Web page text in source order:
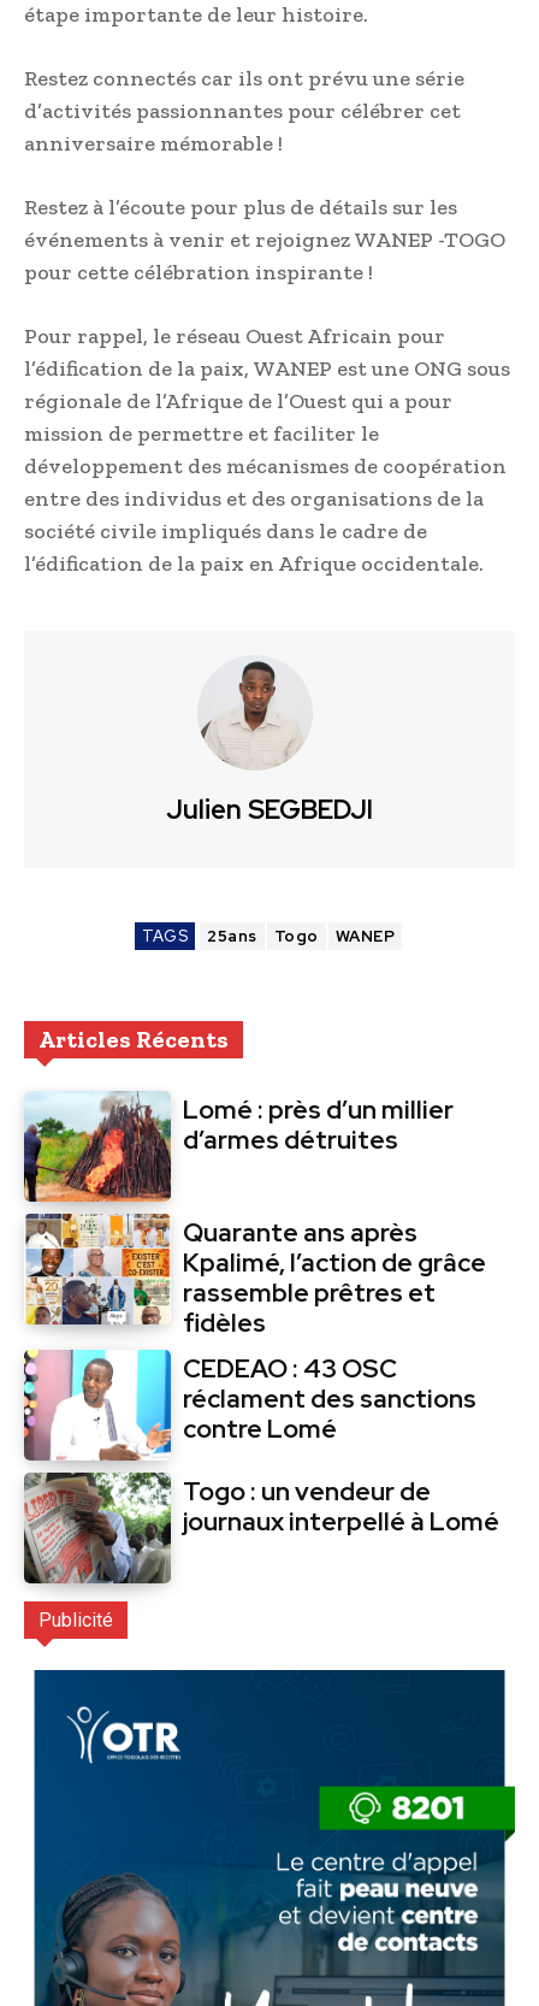
étape importante de leur histoire.
Restez connectés car ils ont prévu une série
d’activités passionnantes pour célébrer cet
anniversaire mémorable !
Restez à l’écoute pour plus de détails sur les
événements à venir et rejoignez WANEP -TOGO
pour cette célébration inspirante !
Pour rappel, le réseau Ouest Africain pour
l’édification de la paix, WANEP est une ONG sous
régionale de l’Afrique de l’Ouest qui a pour
mission de permettre et faciliter le
développement des mécanismes de coopération
entre des individus et des organisations de la
société civile impliqués dans le cadre de
l’édification de la paix en Afrique occidentale.
Julien SEGBEDJI
TAGS 25ans Togo WANEP
Articles Récents
Lomé : près d’un millier
d’armes détruites
Quarante ans après
Kpalimé, l’action de grâce
rassemble prêtres et
fidèles
CEDEAO : 43 OSC
réclament des sanctions
contre Lomé
Togo : un vendeur de
journaux interpellé à Lomé
Publicité